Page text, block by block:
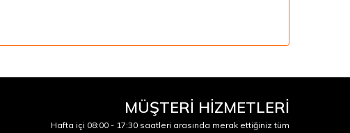
MÜŞTERİ HİZMETLERİ
Hafta içi 08:00 - 17:30 saatleri arasında merak ettiğiniz tüm